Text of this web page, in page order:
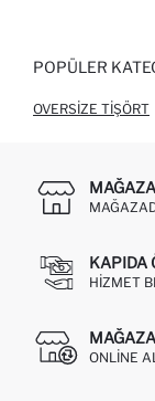
POPÜLER
OVERSIZE TIŞÖRT
KAPIDA
HIZMET
ONLINE